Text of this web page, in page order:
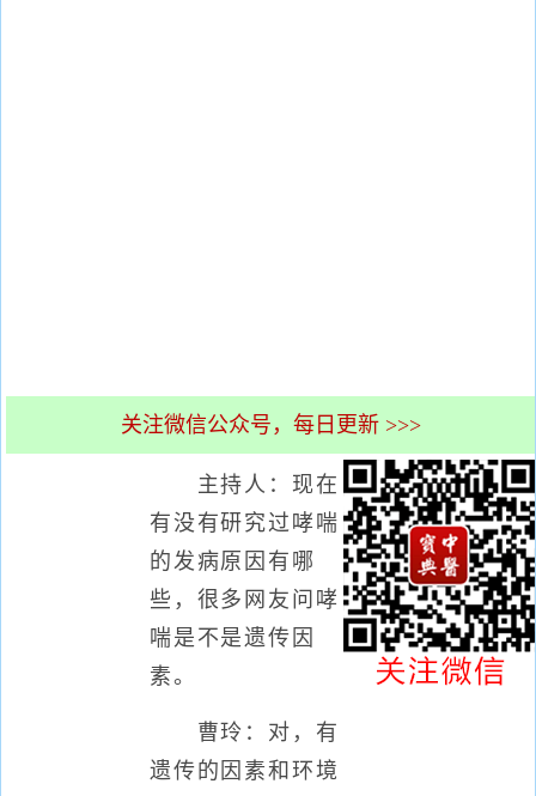
关注微信公众号，每日更新 >>>
主持人：现在
有没有研究过哮喘
的发病原因有哪
些，很多网友问哮
喘是不是遗传因
素。
曹玲：对，有
遗传的因素和环境